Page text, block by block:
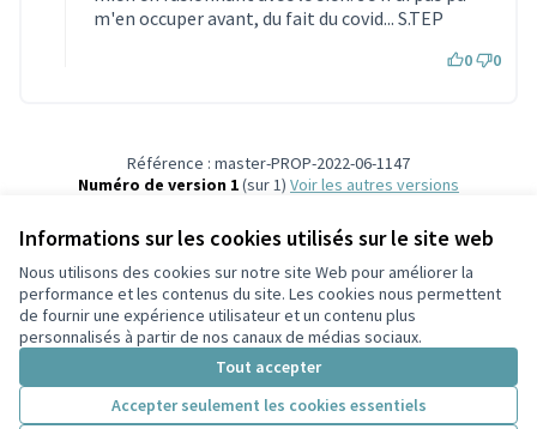
Informations sur les cookies utilisés sur le site web
Nous utilisons des cookies sur notre site Web pour améliorer la
performance et les contenus du site. Les cookies nous permettent
de fournir une expérience utilisateur et un contenu plus
personnalisés à partir de nos canaux de médias sociaux.
Tout accepter
Accepter seulement les cookies essentiels
m'en occuper avant, du fait du covid... S.TEP
0 0
Référence : master-PROP-2022-06-1147
Numéro de version 1(sur 1)
voir les autres versions
Conditions d'utilisation
Paramètres des cookies
Participez Villeurbanne sur X
(Lien externe)
Participez Villeurbanne sur Facebook
Participez Villeurbanne sur Instagram
Participez Villeurbanne sur YouTube
(Lien externe)